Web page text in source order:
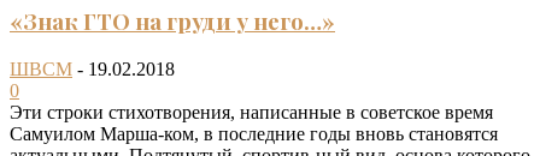
«Знак ГТО на груди у него…»
ШВСМ - 19.02.2018
0
Эти строки стихотворения, написанные в советское время
Самуилом Марша-ком, в последние годы вновь становятся